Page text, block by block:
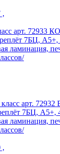
,
арт. 72933
7БЦ, А5+,
ламинация,
,